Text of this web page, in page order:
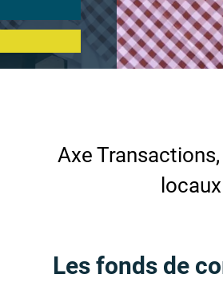
Axe
Les fonds de